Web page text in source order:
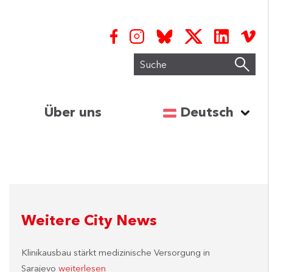
Suche
Über uns Sprache
Deutsch
Weitere City News
Klinikausbau stärkt medizinische Versorgung in
Sarajevo weiterlesen